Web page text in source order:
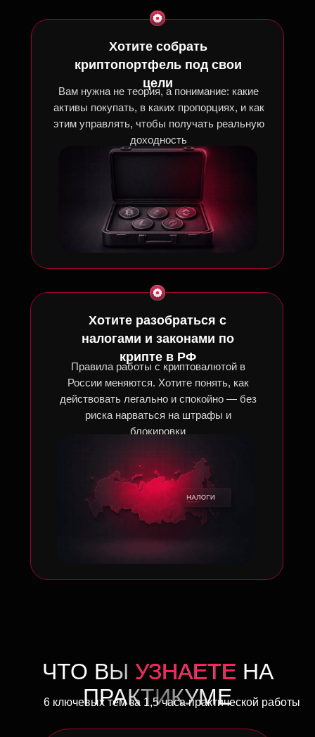
Хотите собрать
криптопортфель под свои
цели
Вам нужна не теория, а понимание: какие
активы покупать, в каких пропорциях, и как
этим управлять, чтобы получать реальную
доходность
Хотите разобраться с
налогами и законами по
крипте в РФ
Правила работы с криптовалютой в
России меняются. Хотите понять, как
действовать легально и спокойно — без
риска нарваться на штрафы и
блокировки
ЧТО ВЫ УЗНАЕТЕ НА
ПРАКТИКУМЕ
6 ключевых тем за 1,5 часа практической работы